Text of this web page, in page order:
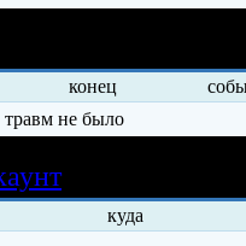
конец
травм не было
Условия
куда